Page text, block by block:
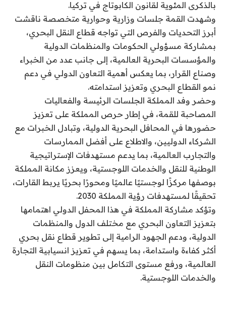
بالذكرى المئوية لقانون الكابوتاج في تركيا.
وشهدت القمة جلسات وزارية وحوارية متخصصة ناقشت
أبرز التحديات والفرص التي تواجه قطاع النقل البحري،
بمشاركة مسؤولي الحكومات والمنظمات الدولية
والمؤسسات البحرية العالمية، إلى جانب عدد من الخبراء
وصناع القرار، بما يعكس أهمية التعاون الدولي في دعم
نمو القطاع البحري وتعزيز استدامته.
وحضر وفد المملكة الجلسات الرئيسة والفعاليات
المصاحبة للقمة، في إطار حرص المملكة على تعزيز
حضورها في المحافل البحرية الدولية، وتبادل الخبرات مع
الشركاء الدوليين، والاطلاع على أفضل الممارسات
والتجارب العالمية، بما يدعم مستهدفات الإستراتيجية
الوطنية للنقل والخدمات اللوجستية، ويعزز مكانة المملكة
بوصفها مركزًا لوجستيًا عالميًا ومحورًا بحريًا يربط القارات،
تحقيقًا لمستهدفات رؤية المملكة 2030.
وتؤكد مشاركة المملكة في هذا المحفل الدولي اهتمامها
بتعزيز التعاون البحري مع مختلف الدول والمنظمات
الدولية، ودعم الجهود الرامية إلى تطوير قطاع نقل بحري
أكثر كفاءة واستدامة، بما يسهم في تعزيز انسيابية التجارة
العالمية، ورفع مستوى التكامل بين منظومات النقل
والخدمات اللوجستية.